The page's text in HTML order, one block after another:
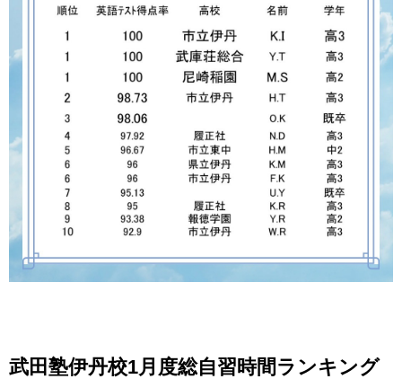
武田塾伊丹校1月度総自習時間ランキング